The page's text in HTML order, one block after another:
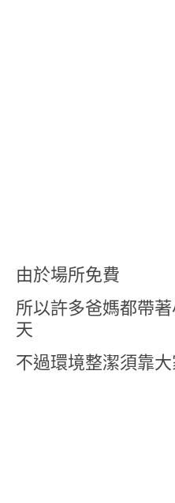
由於場所免費
所以許多爸媽都帶
天
不過環境整潔須靠